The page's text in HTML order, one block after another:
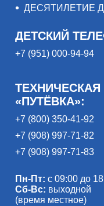
ДЕСЯТИЛЕТИЕ
ДЕТСКИЙ
+7 (951) 000-94-94
«ПУТЁВКА»:
+7 (800) 350-41-92
+7 (908) 997-71-82
+7 (908) 997-71-83
Пн-Пт: с 09:00 до
Сб-Вс: выходной
(время местное)